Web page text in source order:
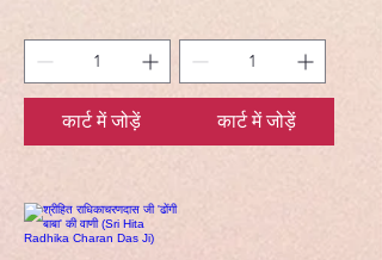
कार्ट में जोड़ें कार्ट में जोड़ें